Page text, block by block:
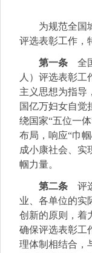
为规范全国
评选表彰工作，
第一条 全
人）评选表彰工
主义思想为指导
国亿万妇女自觉
绕国家“五位一
布局，响应“巾
成小康社会、实
帼力量。
第二条 评
业、各单位的实
创新的原则，着
确保评选表彰工
理体制相结合，